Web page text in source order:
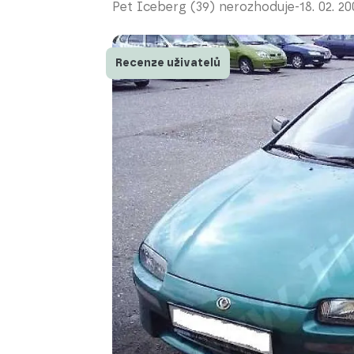
Pet Iceberg (39) nerozhoduje-18. 02.
Recenze uživatelů